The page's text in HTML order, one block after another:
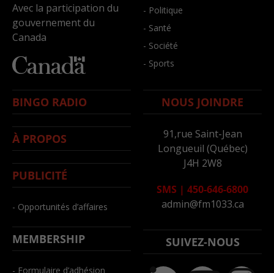
Avec la participation du
gouvernement du
Canada
- Politique
- Santé
- Société
- Sports
BINGO RADIO
À PROPOS
PUBLICITÉ
- Opportunités d’affaires
MEMBERSHIP
- Formulaire d’adhésion
NOUS JOINDRE
91,rue Saint-Jean
Longueuil (Québec)
J4H 2W8
SMS | 450-646-6800
admin@fm1033.ca
SUIVEZ-NOUS